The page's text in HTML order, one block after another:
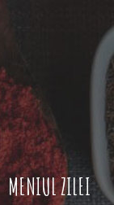
MENIUL ZILEI